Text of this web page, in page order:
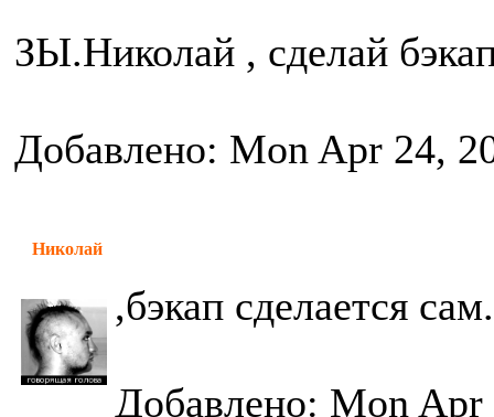
ЗЫ.Николай , сделай
Добавлено: Mon Apr 24,
Николай
,бэкап сделается
Добавлено: Mon Apr